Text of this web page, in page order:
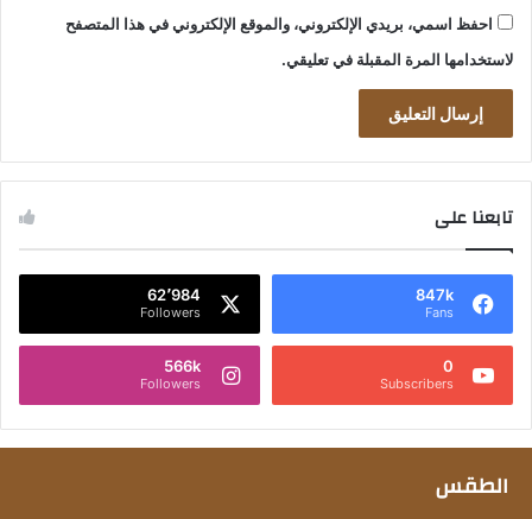
احفظ اسمي، بريدي الإلكتروني، والموقع الإلكتروني في هذا المتصفح
لاستخدامها المرة المقبلة في تعليقي.
تابعنا على
847k
Fans
62٬984
Followers
0
Subscribers
566k
Followers
الطقس